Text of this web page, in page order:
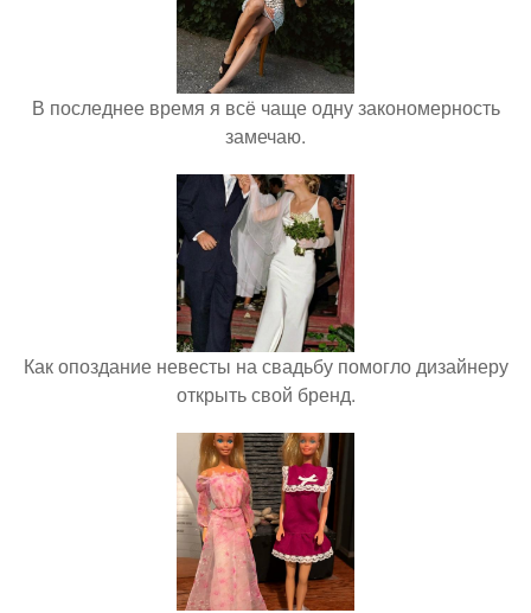
В последнее время я всё чаще одну закономерность
замечаю.
Как опоздание невесты на свадьбу помогло дизайнеру
открыть свой бренд.